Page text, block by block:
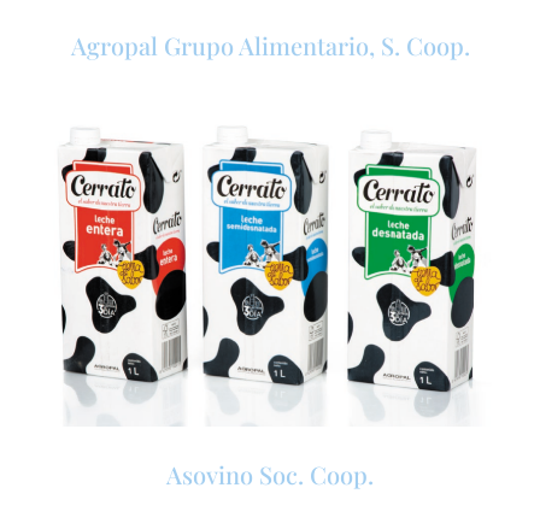
Agropal Grupo Alimentario, S. Coop.
Asovino Soc. Coop.